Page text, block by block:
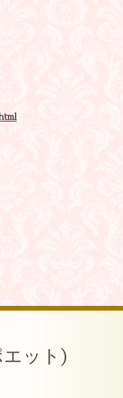
ット)